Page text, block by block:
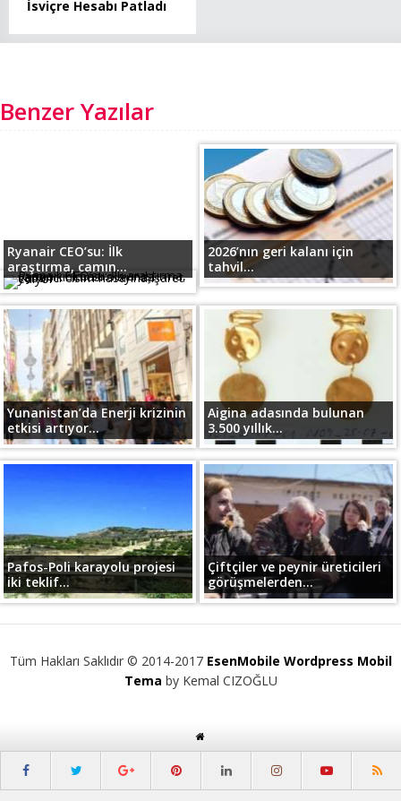
İsviçre Hesabı Patladı
Benzer Yazılar
Ryanair CEO’su: İlk
araştırma, camın...
2026’nın geri kalanı için
tahvil...
Yunanistan’da Enerji krizinin
etkisi artıyor...
Aigina adasında bulunan
3.500 yıllık...
Pafos-Poli karayolu projesi
iki teklif...
Çiftçiler ve peynir üreticileri
görüşmelerden...
Tüm Hakları Saklıdır © 2014-2017 EsenMobile Wordpress Mobil
Tema by Kemal CIZOĞLU